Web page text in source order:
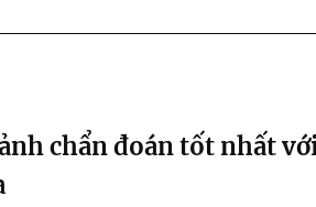
chẩn đoán tốt nhất